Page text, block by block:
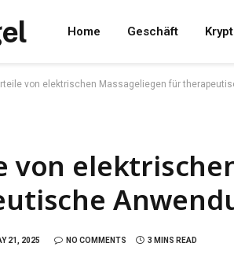
Home Geschäft
von elektrischen Massageliegen für
von
21, 2025 NO COMMENTS 3 MINS READ